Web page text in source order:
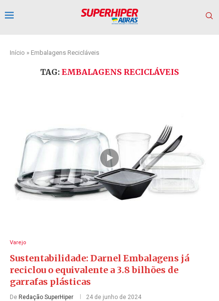
Início » Embalagens Recicláveis
TAG: EMBALAGENS RECICLÁVEIS
Varejo
Sustentabilidade: Darnel Embalagens já
reciclou o equivalente a 3.8 bilhões de
garrafas plásticas
De Redação SuperHiper 24 de junho de 2024